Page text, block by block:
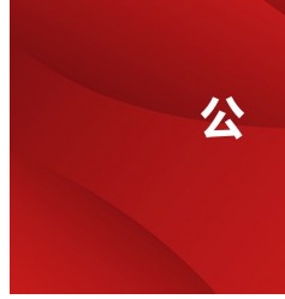
专项基金